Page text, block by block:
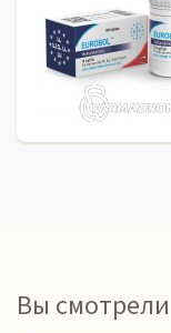
Вы смотрели